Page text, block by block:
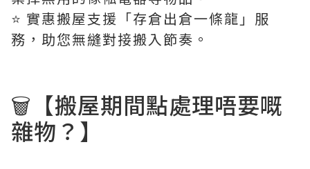
⭐️ 實惠搬屋支援「存倉出倉一條龍」服
務，助您無縫對接搬入節奏。
🗑️【搬屋期間點處理唔要嘅
雜物？】